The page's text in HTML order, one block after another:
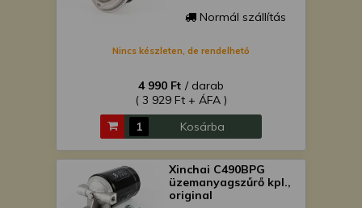
Normál szállítás
Nincs készleten, de rendelhető
4 990 Ft / darab
( 3 929 Ft + ÁFA )
Kosárba
Xinchai C490BPG
üzemanyagszűrő kpl.,
original